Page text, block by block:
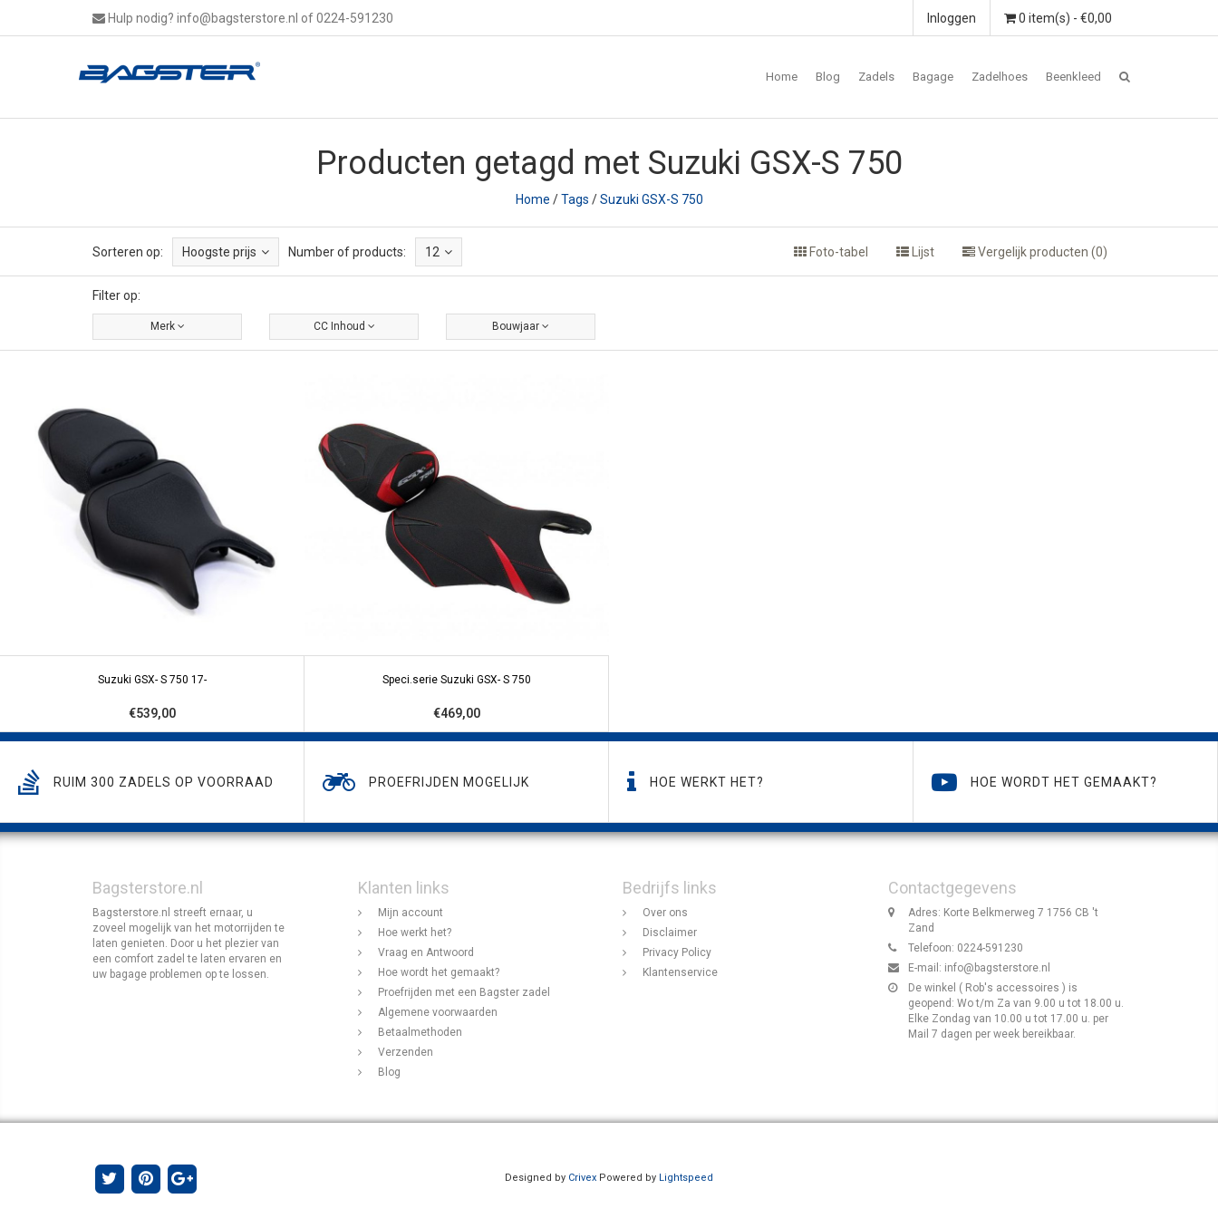
Hulp nodig? info@bagsterstore.nl of 0224-591230 0 item(s) - €0,00
Inloggen
Home Blog Zadels Bagage Zadelhoes Beenkleed
Producten getagd met Suzuki GSX-S 750
Home /Tags /Suzuki GSX-S 750
Sorteren op: Hoogste prijs Number of products: 12 Foto-tabel Lijst Vergelijk producten (0)
Filter op:
Merk CC Inhoud Bouwjaar
Suzuki GSX- S 750 17-
€539,00
Speci.serie Suzuki GSX- S 750
€469,00
RUIM 300 ZADELS OP VOORRAAD PROEFRIJDEN MOGELIJK HOE WERKT HET? HOE WORDT HET GEMAAKT?
Bagsterstore.nl
Bagsterstore.nl streeft ernaar, u
zoveel mogelijk van het motorrijden te
laten genieten. Door u het plezier van
een comfort zadel te laten ervaren en
uw bagage problemen op te lossen.
Klanten links
Mijn account
Hoe werkt het?
Vraag en Antwoord
Hoe wordt het gemaakt?
Proefrijden met een Bagster zadel
Algemene voorwaarden
Betaalmethoden
Verzenden
Blog
Bedrijfs links
Over ons
Disclaimer
Privacy Policy
Klantenservice
Contactgegevens
Adres: Korte Belkmerweg 7 1756 CB 't
Zand
Telefoon: 0224-591230
E-mail: info@bagsterstore.nl
De winkel ( Rob's accessoires ) is
geopend: Wo t/m Za van 9.00 u tot 18.00 u.
Elke Zondag van 10.00 u tot 17.00 u. per
Mail 7 dagen per week bereikbaar.
Designed by Crivex Powered by Lightspeed